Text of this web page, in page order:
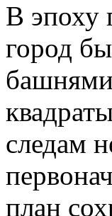
В эпоху
город
башнями
следам
план